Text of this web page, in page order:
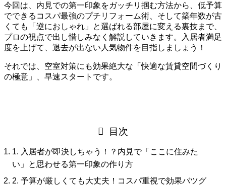
今回は、内見での第一印象をガッチリ掴む方法から、低予算
でできるコスパ最強のプチリフォーム術、そして築年数が古
くても「逆におしゃれ」と選ばれる部屋に変える裏技まで、
プロの視点で出し惜しみなく解説していきます。入居者満足
度を上げて、退去が出ない人気物件を目指しましょう！
それでは、空室対策にも効果絶大な「快適な賃貸空間づくり
の極意」、早速スタートです。
目次
1. 入居者が即決しちゃう！？内見で「ここに住みた
い」と思わせる第一印象の作り方
2. 予算が厳しくても大丈夫！コスパ重視で効果バツグ